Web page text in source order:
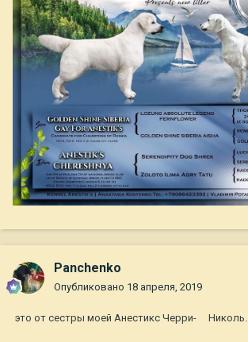
Panchenko
Опубликовано 18 апреля, 2019
это от сестры моей Анестикс Черри- Николь.